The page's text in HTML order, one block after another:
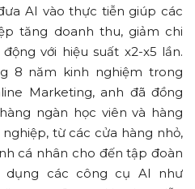
AI vào thực tiễn giúp các
tăng doanh thu, giảm chi
với hiệu suất x2-x5 lần.
8 năm kinh nghiệm trong
Marketing, anh đã đồng
ngàn học viên và hàng
từ các cửa hàng nhỏ,
cá nhân cho đến tập đoàn
dụng các công cụ AI như